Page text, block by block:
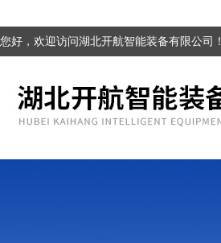
您好，欢迎访问湖北开航智能装备有限公司！